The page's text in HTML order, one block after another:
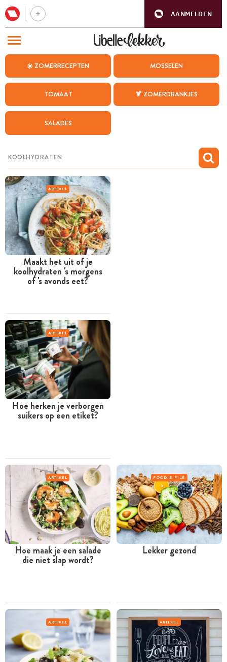
AANMELDEN
☀️ ZOMERRECEPTEN MOSSELEN
TOMAAT 🍹 ZOMERDRANKJES
SALADES
ARTIKEL
Maakt het uit of je
koolhydraten 's morgens
of 's avonds eet?
ARTIKEL
Hoe herken je verborgen
suikers op een etiket?
ARTIKEL
Hoe maak je een salade
die niet slap wordt?
FOODIE FILE
Lekker gezond
ARTIKEL ARTIKEL
BEZOEK ONZE ANDERE WEBSITES
WEEKMENU
CHAT MET MAIA
MIJN BEWAARDE RECEPTEN